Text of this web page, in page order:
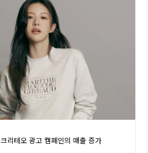
크리테오 광고 캠페인의 매출 증가